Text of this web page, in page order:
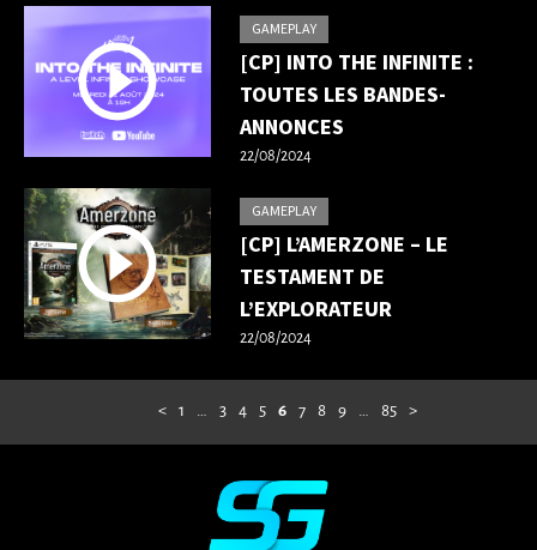
GAMEPLAY
[CP] INTO THE INFINITE :
TOUTES LES BANDES-
ANNONCES
22/08/2024
GAMEPLAY
[CP] L’AMERZONE – LE
TESTAMENT DE
L’EXPLORATEUR
22/08/2024
< 1 … 3 4 5 6 7 8 9 … 85 >